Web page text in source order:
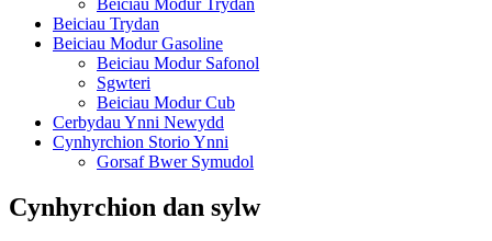
Beiciau Trydan
Beiciau Modur Gasoline
Beiciau Modur Safonol
Sgwteri
Beiciau Modur Cub
Cerbydau Ynni Newydd
Cynhyrchion Storio Ynni
Gorsaf Bwer Symudol
Cynhyrchion dan sylw